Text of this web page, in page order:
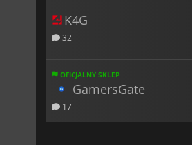
K4G
32
OFICJALNY SKLEP
GamersGate
17